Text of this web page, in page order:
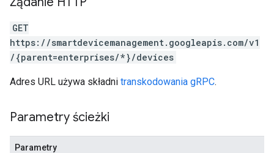
GET
https://smartdevicemanagement.googleapis.com/v1
/{parent=enterprises/*}/devices
Adres URL używa składni transkodowania gRPC.
Parametry ścieżki
Parametry